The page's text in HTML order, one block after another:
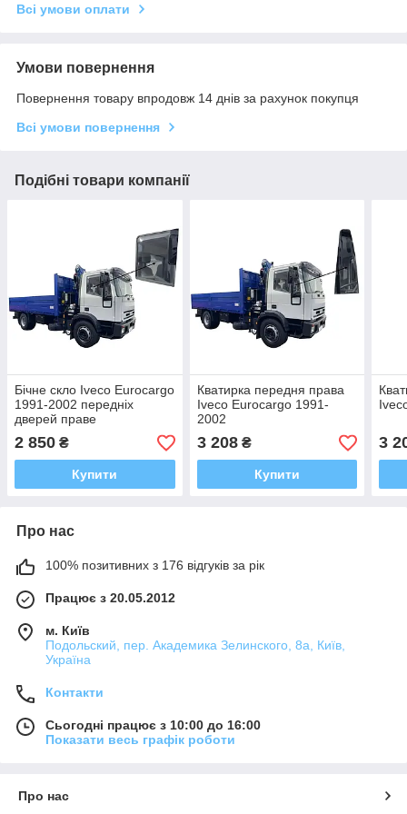
Всі умови оплати
Умови повернення
Повернення товару впродовж 14 днів за рахунок покупця
Всі умови повернення
Подібні товари компанії
Бічне скло Iveco Eurocargo
1991-2002 передніх
дверей праве
2 850 ₴
Купити
Кватирка передня права
Iveco Eurocargo 1991-
2002
3 208₴
Купити
3
Про нас
100% позитивних з 176 відгуків за рік
Працює з 20.05.2012
м. Київ
Подольский, пер. Академика Зелинского, 8а, Київ,
Україна
Контакти
Сьогодні працює з 10:00 до 16:00
Показати весь графік роботи
Про нас